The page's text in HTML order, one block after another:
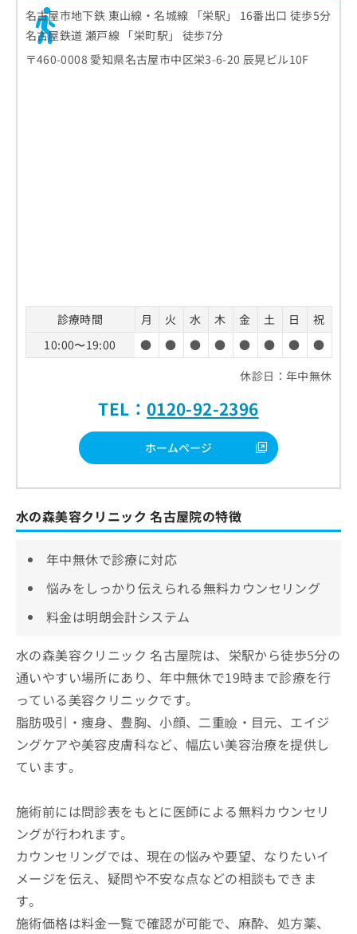
名古屋市地下鉄 東山線・名城線 「栄駅」 16番出口 徒歩5分
名古屋鉄道 瀬戸線 「栄町駅」 徒歩7分
〒460-0008 愛知県名古屋市中区栄3-6-20 辰晃ビル10F
診療時間 月 火 水 木 金 土 日
祝
10:00〜19:00
● ● ● ● ● ● ●
●
休診日：年中無休
TEL： 0120-92-2396
ホームページ
水の森美容クリニック 名古屋院の特徴
年中無休で診療に対応
悩みをしっかり伝えられる無料カウンセリング
料金は明朗会計システム
水の森美容クリニック 名古屋院は、栄駅から徒歩5分の
通いやすい場所にあり、年中無休で19時まで診療を行
っている美容クリニックです。
脂肪吸引・痩身、豊胸、小顔、二重瞼・目元、エイジ
ングケアや美容皮膚科など、幅広い美容治療を提供し
ています。
施術前には問診表をもとに医師による無料カウンセリ
ングが行われます。
カウンセリングでは、現在の悩みや要望、なりたいイ
メージを伝え、疑問や不安な点などの相談もできま
す。
施術価格は料金一覧で確認が可能で、麻酔、処方薬、